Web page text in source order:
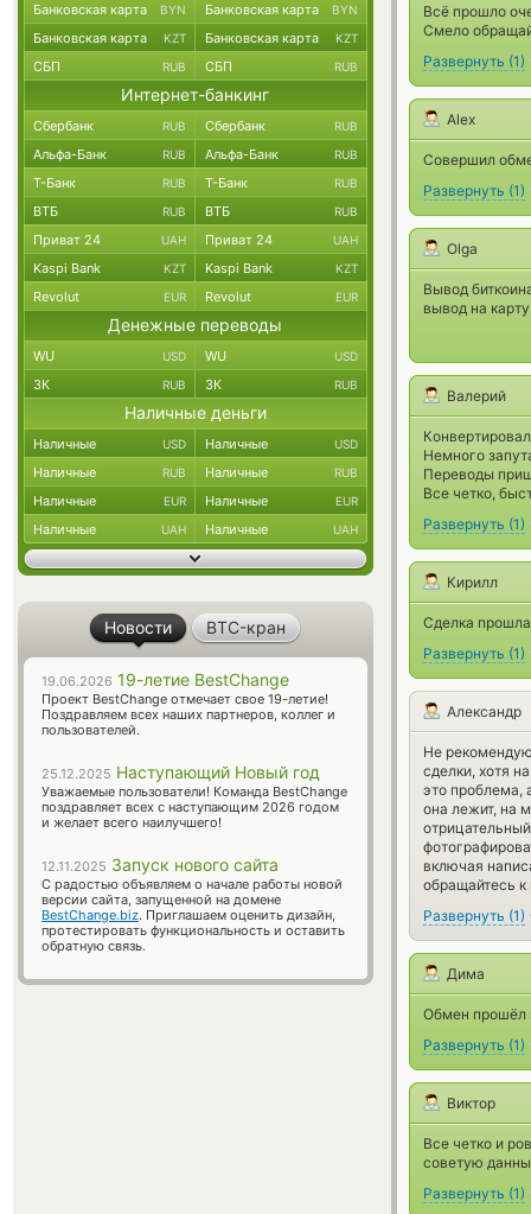
Всё прошло
Смело
Развернуть (1)
Alex
Совершил
Развернуть (1)
Olga
Вывод
вывод на
Валерий
Немного
Переводы
Все четко,
Развернуть (1)
Кирилл
Сделка
Развернуть (1)
Александр
Не
сделки, хотя
это проблема,
она лежит, на
включая
обращайтесь к
Развернуть (1)
Дима
Обмен прошёл
Развернуть (1)
Виктор
Все четко и
советую
Развернуть (1)
Банковская карта BYN Банковская карта BYN
Банковская карта KZT Банковская карта KZT
СБП RUB СБП RUB
Интернет-банкинг
Сбербанк RUB Сбербанк RUB
Альфа-Банк RUB Альфа-Банк RUB
Т-Банк RUB Т-Банк RUB
ВТБ RUB ВТБ RUB
Приват 24 UAH Приват 24 UAH
Kaspi Bank KZT Kaspi Bank KZT
Revolut EUR Revolut EUR
Денежные переводы
WU USD WU USD
ЗК RUB ЗК RUB
Наличные деньги
Наличные USD Наличные USD
Наличные RUB Наличные RUB
Наличные EUR Наличные EUR
Наличные UAH Наличные UAH
Новости BTC-кран
19.06.2026 19-летие BestChange
Проект BestChange отмечает свое 19-летие!
Поздравляем всех наших партнеров, коллег и
пользователей.
25.12.2025 Наступающий Новый год
Уважаемые пользователи! Команда BestChange
поздравляет всех с наступающим 2026 годом
и желает всего наилучшего!
12.11.2025 Запуск нового сайта
С радостью объявляем о начале работы новой
версии сайта, запущенной на домене
BestChange.biz. Приглашаем оценить дизайн,
протестировать функциональность и оставить
обратную связь.